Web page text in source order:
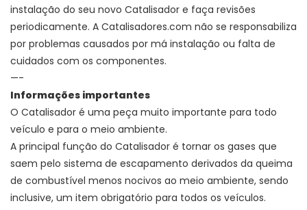
instalação do seu novo Catalisador e faça revisões
periodicamente. A Catalisadores.com não se responsabiliza
por problemas causados por má instalação ou falta de
cuidados com os componentes.
—-
Informações importantes
O Catalisador é uma peça muito importante para todo
veículo e para o meio ambiente.
A principal função do Catalisador é tornar os gases que
saem pelo sistema de escapamento derivados da queima
de combustível menos nocivos ao meio ambiente, sendo
inclusive, um item obrigatório para todos os veículos.